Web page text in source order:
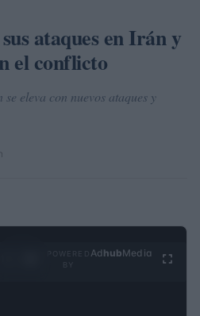
ataques en Irán y
el conflicto
eleva con nuevos ataques y
Ad hubMedia